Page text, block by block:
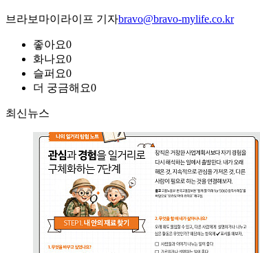
브라보마이라이프 기자bravo@bravo-mylife.co.kr
좋아요0
화나요0
슬퍼요0
더 궁금해요0
최신뉴스